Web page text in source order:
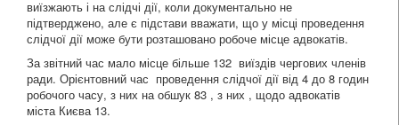
виїзжають і на слідчі дії, коли документально не
підтверджено, але є підстави вважати, що у місці проведення
слідчої дії може бути розташовано робоче місце адвокатів.
За звітний час мало місце більше 132 виїздів чергових членів
ради. Орієнтовний час проведення слідчої дії від 4 до 8 годин
робочого часу, з них на обшук 83 , з них , щодо адвокатів
міста Києва 13.